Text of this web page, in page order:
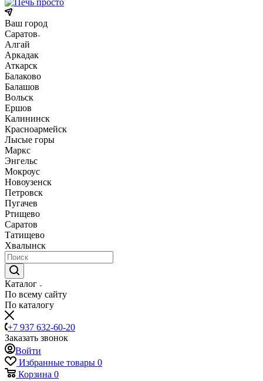
Ваш город
Саратов
Алгай
Аркадак
Аткарск
Балаково
Балашов
Вольск
Ершов
Калининск
Красноармейск
Лысые горы
Маркс
Энгельс
Мокроус
Новоузенск
Петровск
Пугачев
Ртищево
Саратов
Татищево
Хвалынск
Каталог
По всему сайту
По каталогу
+7 937 632-60-20
Заказать звонок
Войти
Избранные товары 0
Корзина 0